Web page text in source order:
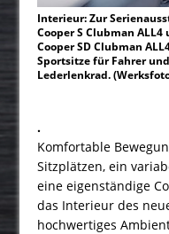
Interieur: Zur
Cooper S Clubman
Cooper SD Clubman
Sportsitze für Fahrer
Lederlenkrad.
.
Komfortable
Sitzplätzen, ein
eine eigenständige
das Interieur des
hochwertiges